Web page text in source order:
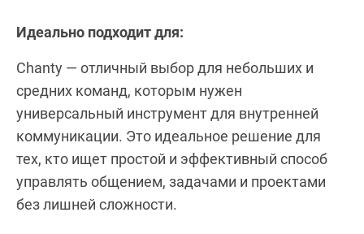
Идеально подходит для:
Chanty — отличный выбор для небольших и
средних команд, которым нужен
универсальный инструмент для внутренней
коммуникации. Это идеальное решение для
тех, кто ищет простой и эффективный способ
управлять общением, задачами и проектами
без лишней сложности.